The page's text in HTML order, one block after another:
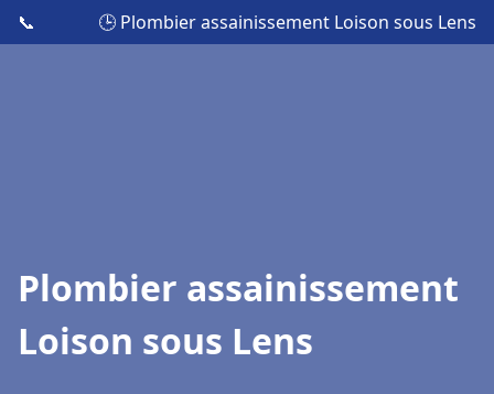
📞 🕒 Plombier assainissement Loison sous Lens
Plombier assainissement
Loison sous Lens